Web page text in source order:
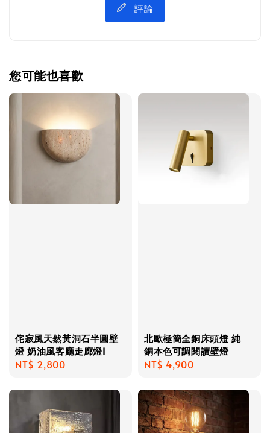
評論
您可能也喜歡
侘寂風天然黃洞石半圓壁
燈 奶油風客廳走廊燈I
Regular
NT$ 2,800
北歐極簡全銅床頭燈 純
銅本色可調閱讀壁燈
Regular
NT$ 4,900